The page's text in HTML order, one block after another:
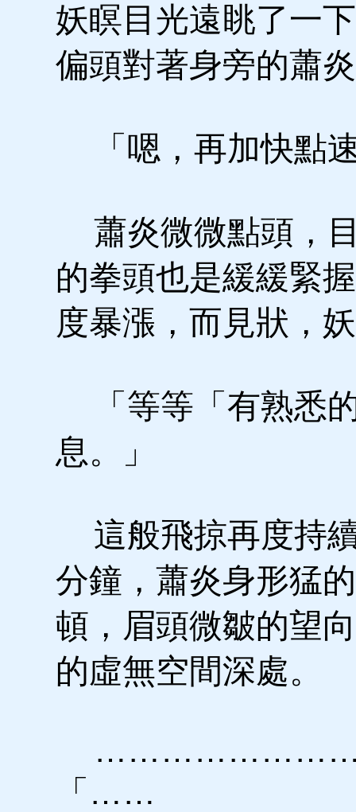
妖瞑目光遠眺了一
偏頭對著身旁的蕭
「嗯，再加快點
蕭炎微微點頭，
的拳頭也是緩緩緊
度暴漲，而見狀，
「等等「有熟悉
息。」
這般飛掠再度持
分鐘，蕭炎身形猛
頓，眉頭微皺的望
的虛無空間深處。
「……